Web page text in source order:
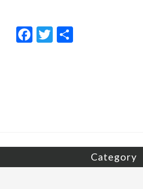
F
ac
T
w
Category